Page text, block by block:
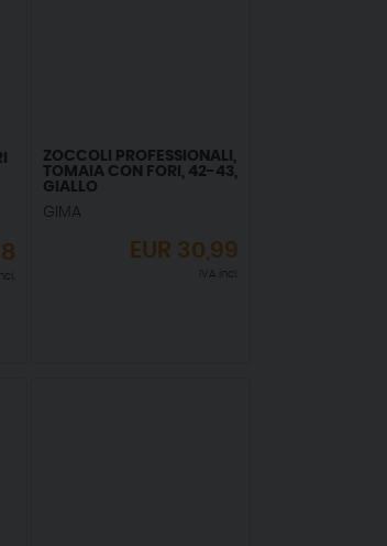
ZOCCOLI PROFESSIONALI,
TOMAIA CON FORI, 42-43,
GIALLO
GIMA
EUR 30,99
IVA incl.